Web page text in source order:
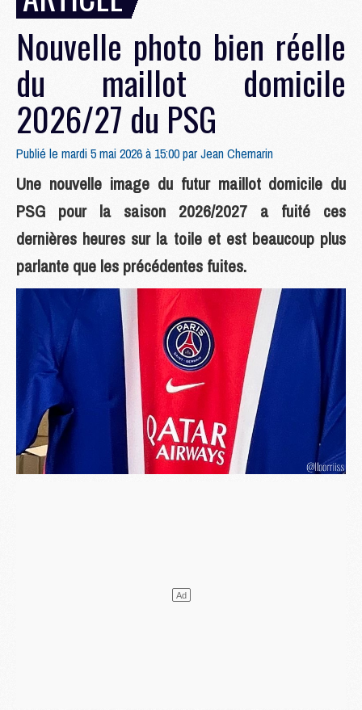
Nouvelle photo bien réelle
du maillot domicile
2026/27 du PSG
Publié le mardi 5 mai 2026 à 15:00 parJean Chemarin
Une nouvelle image du futur maillot domicile du
PSG pour la saison 2026/2027 a fuité ces
dernières heures sur la toile et est beaucoup plus
parlante que les précédentes fuites.